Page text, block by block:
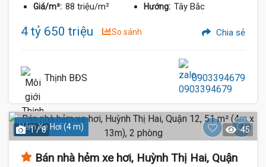
Giá/m²: 88 triệu/m² Hướng: Tây Bắc
4 tỷ 650 triệu So sánh Chia sẻ
Thịnh BĐS 0903394679
Hẻm Xe Hơi (4 m)
1 / 8 45
Bán nhà hẻm xe hơi, Huỳnh Thị Hai, Quận